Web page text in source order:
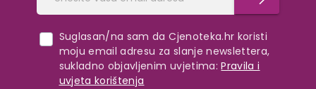
Suglasan/na sam da Cjenoteka.hr koristi
moju email adresu za slanje newslettera,
sukladno objavljenim uvjetima: Pravila i
uvjeta korištenja